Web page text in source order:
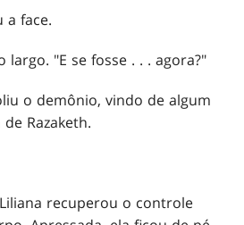
a face.
"E se fosse . . . agora?"
o demônio, vindo de algum
Razaketh.
recuperou o controle